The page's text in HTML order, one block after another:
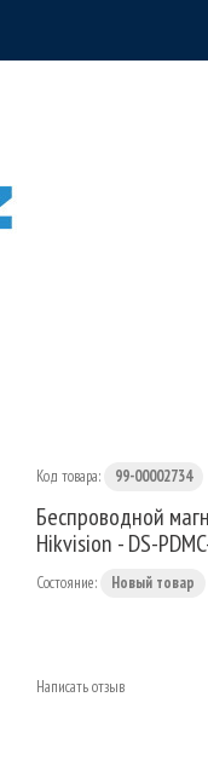
Код товара: 99-00002734
Беспроводной
Hikvision - DS-
Состояние: Новый товар
Написать отзыв